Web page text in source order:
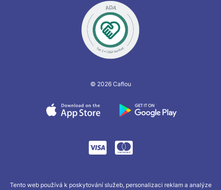
© 2026 Caflou
Tento web používá k poskytování služeb, personalizaci reklam a analýze